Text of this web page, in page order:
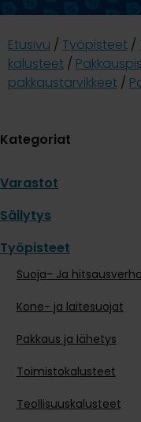
Etusivu / Työpisteet /
kalusteet /
pakkaustarvikkeet /
Kategoriat
Varastot
Säilytys
Työpisteet
Suoja- Ja
Kone- ja laitesuojat
Pakkaus ja lähetys
Toimistokalusteet
Teollisuuskalusteet